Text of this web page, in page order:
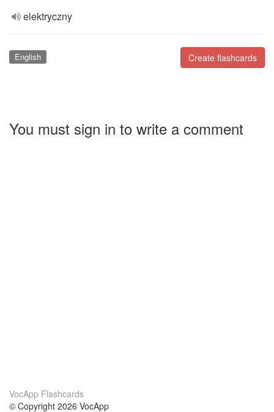
elektryczny
Create flashcards
English
You must sign in to write a comment
VocApp Flashcards
© Copyright 2026 VocApp